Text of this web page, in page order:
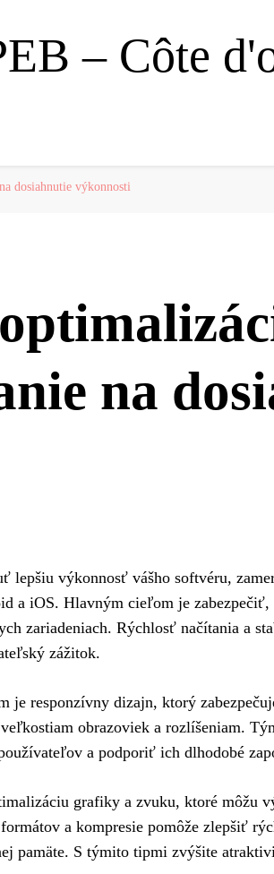
– Côte
dosiahnutie výkonnosti
na
lepšiu výkonnosť vášho softvéru,
a iOS. Hlavným cieľom je zabezpečiť,
zariadeniach. Rýchlosť načítania a
zážitok.
je responzívny dizajn, ktorý
obrazoviek a rozlíšeniam.
a podporiť ich dlhodobé
grafiky a zvuku, ktoré môžu
a kompresie pomôže zlepšiť
pamäte. S týmito tipmi zvýšite